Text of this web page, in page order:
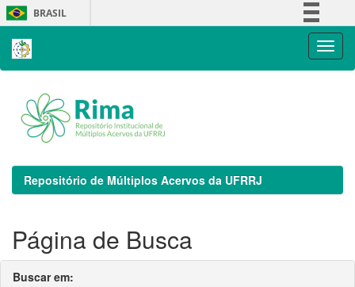
Skip
navigation
BRASIL
Repositório de Múltiplos Acervos da UFRRJ
Página de Busca
Buscar em: